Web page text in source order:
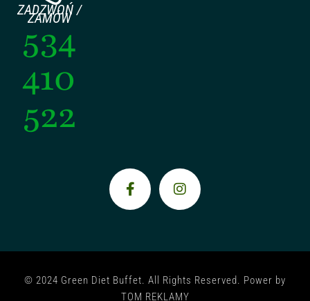
ZADZWOŃ /
ZAMÓW
534
410
522
© 2024 Green Diet Buffet. All Rights Reserved. Power by
TOM REKLAMY